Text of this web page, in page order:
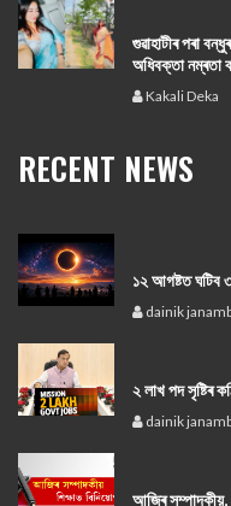
গুৱাহাটীৰ পৰা
অধিবক্তা নম্ৰতা
Kakali Deka
RECENT NEWS
১২ আগষ্টত ঘটিব
dainik
২ লাখ পদ সৃষ্টিৰ
dainik
আজিৰ সম্পাদকীয়,